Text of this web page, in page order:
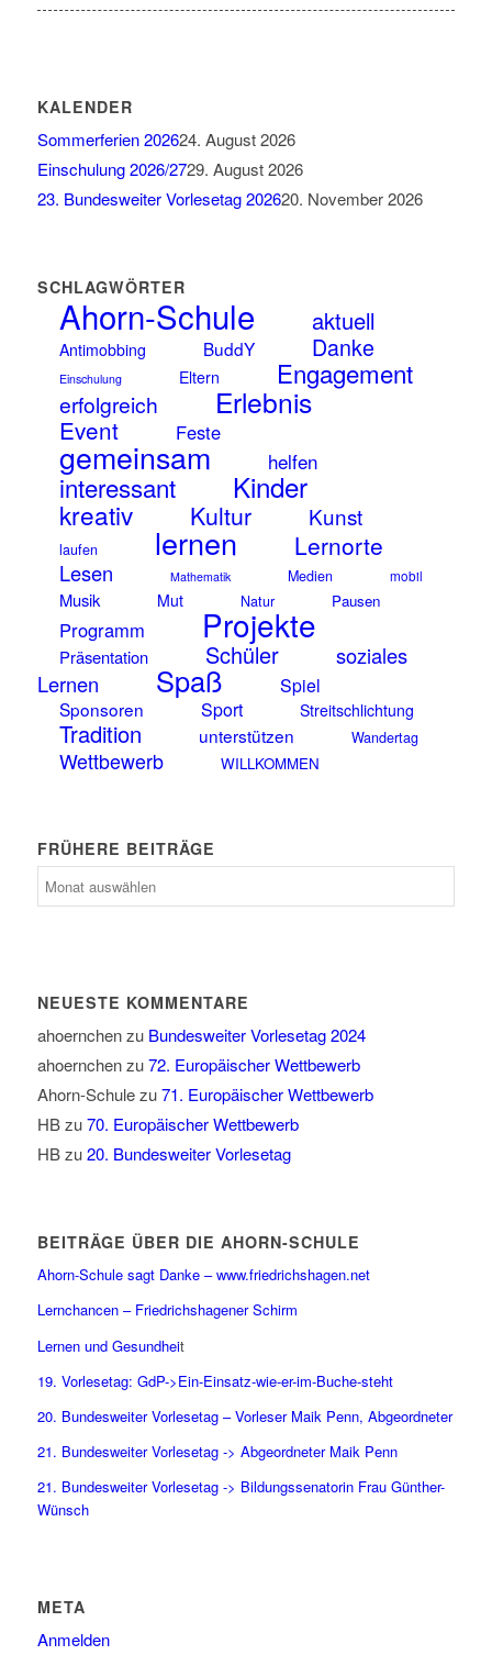
KALENDER
Sommerferien 202624. August 2026
Einschulung 2026/2729. August 2026
23. Bundesweiter Vorlesetag 202620. November 2026
SCHLAGWÖRTER
Ahorn-Schule aktuell
Antimobbing BuddY Danke
Einschulung Eltern Engagement
erfolgreich Erlebnis
Event Feste
gemeinsam helfen
interessant Kinder
kreativ Kultur Kunst
laufen lernen Lernorte
Lesen Mathematik Medien mobil
Musik Mut Natur Pausen
Programm Projekte
Präsentation Schüler
soziales
Lernen
Spaß Spiel
Sponsoren Sport Streitschlichtung
Tradition unterstützen Wandertag
Wettbewerb WILLKOMMEN
FRÜHERE BEITRÄGE
NEUESTE KOMMENTARE
ahoernchenzu Bundesweiter Vorlesetag 2024
ahoernchenzu72. Europäischer Wettbewerb
Ahorn-Schulezu71. Europäischer Wettbewerb
HBzu70. Europäischer Wettbewerb
HBzu20. Bundesweiter Vorlesetag
BEITRÄGE ÜBER DIE AHORN-SCHULE
Ahorn-Schule sagt Danke – www.friedrichshagen.net
Lernchancen – Friedrichshagener Schirm
Lernen und Gesundheit
19. Vorlesetag: GdP->Ein-Einsatz-wie-er-im-Buche-steht
20. Bundesweiter Vorlesetag – Vorleser Maik Penn, Abgeordneter
21. Bundesweiter Vorlesetag -> Abgeordneter Maik Penn
21. Bundesweiter Vorlesetag -> Bildungssenatorin Frau Günther-
Wünsch
META
Anmelden